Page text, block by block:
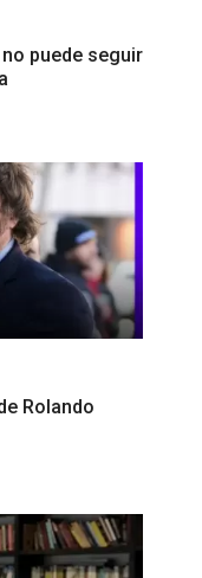
puede seguir
Rolando